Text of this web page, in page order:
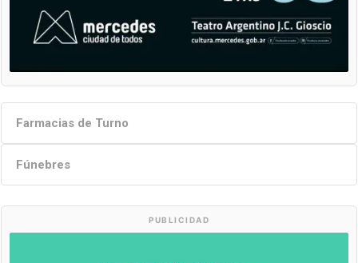
Farmacias de Turno
Fúnebres
PUBLICIDAD